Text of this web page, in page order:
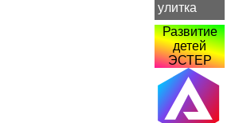
улитка
Развитие
детей
ЭСТЕР